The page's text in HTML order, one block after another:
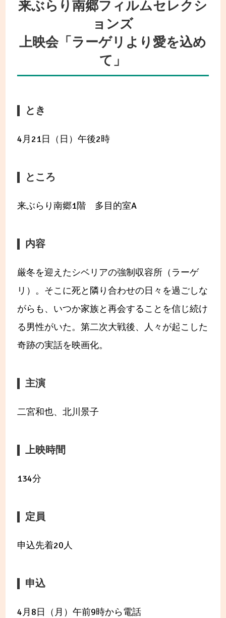
来ぶらり南郷フィルムセレクシ
ョンズ
上映会「ラーゲリより愛を込め
て」
とき
4月21日（日）午後2時
ところ
来ぶらり南郷1階 多目的室A
内容
厳冬を迎えたシベリアの強制収容所（ラーゲ
リ）。そこに死と隣り合わせの日々を過ごしな
がらも、いつか家族と再会することを信じ続け
る男性がいた。第二次大戦後、人々が起こした
奇跡の実話を映画化。
主演
二宮和也、北川景子
上映時間
134分
定員
申込先着20人
申込
4月8日（月）午前9時から電話